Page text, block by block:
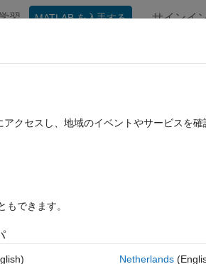
習 MATLAB を入手する サインイ
iot network?
クセスし、地域のイベントやサービスを
できます。
Netherlands